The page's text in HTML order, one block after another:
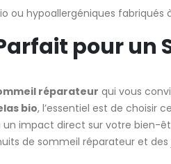
ou hypoallergéniques
pour un
réparateur qui vous
bio, l’essentiel est de choisir
impact direct sur votre bien-
de sommeil réparateur et des